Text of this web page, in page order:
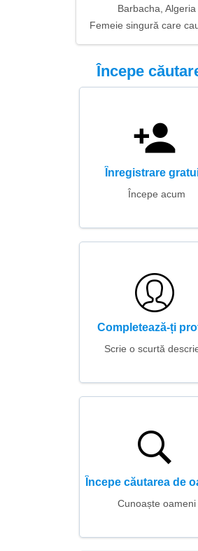
Barbacha, Algeria
Femeie singură care
Începe
Înregistrare
Începe acum
Completează-ți
Scrie o scurtă
Începe căutarea de
Cunoaște oameni